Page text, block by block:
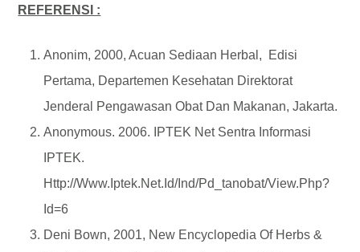
REFERENSI :
Anonim, 2000, Acuan Sediaan Herbal, Edisi
Pertama, Departemen Kesehatan Direktorat
Jenderal Pengawasan Obat Dan Makanan, Jakarta.
Anonymous. 2006. IPTEK Net Sentra Informasi
IPTEK.
Http://www.iptek.net.id/ind/pd_tanobat/view.php?
Id=6
Deni Bown, 2001, New Encyclopedia Of Herbs &